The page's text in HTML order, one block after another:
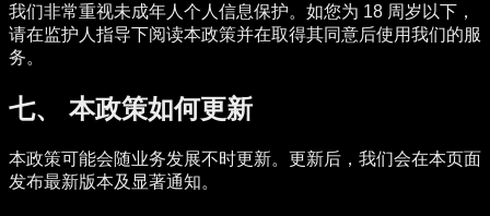
我们非常重视未成年人个人信息保护。如您为 18 周岁以下，
请在监护人指导下阅读本政策并在取得其同意后使用我们的服
务。
七、 本政策如何更新
本政策可能会随业务发展不时更新。更新后，我们会在本页面
发布最新版本及显著通知。